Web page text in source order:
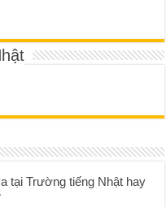
tại Trường tiếng Nhật hay